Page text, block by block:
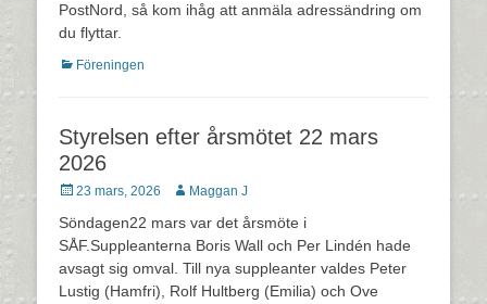
PostNord, så kom ihåg att anmäla adressändring om
du flyttar.
Kategorier
Föreningen
Styrelsen efter årsmötet 22 mars
2026
Postades
23 mars, 2026 Författare
Maggan J
Söndagen22 mars var det årsmöte i
SÅF.Suppleanterna Boris Wall och Per Lindén hade
avsagt sig omval. Till nya suppleanter valdes Peter
Lustig (Hamfri), Rolf Hultberg (Emilia) och Ove